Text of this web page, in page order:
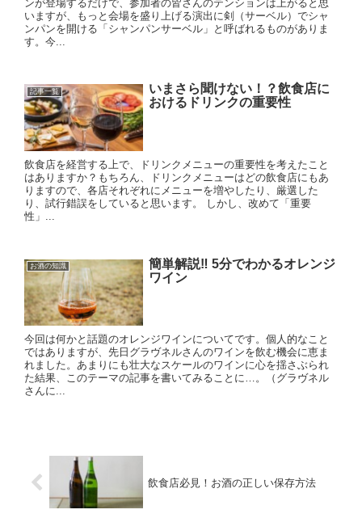
ンが登場するだけで、参加者の皆さんのテンションは上がると思
いますが、もっと会場を盛り上げる演出に剣（サーベル）でシャ
ンパンを開ける「シャンパンサーベル」と呼ばれるものがありま
す。今...
記事一覧
いまさら聞けない！？飲食店に
おけるドリンクの重要性
飲食店を経営する上で、ドリンクメニューの重要性を考えたこと
はありますか？もちろん、ドリンクメニューはどの飲食店にもあ
りますので、各店それぞれにメニューを増やしたり、厳選した
り、試行錯誤をしていると思います。 しかし、改めて「重要
性」...
お酒の知識
簡単解説‼ 5分でわかるオレンジ
ワイン
今回は何かと話題のオレンジワインについてです。個人的なこと
ではありますが、先日グラヴネルさんのワインを飲む機会に恵ま
れました。あまりにも壮大なスケールのワインに心を揺さぶられ
た結果、このテーマの記事を書いてみることに…。（グラヴネル
さんに...
飲食店必見！お酒の正しい保存方法